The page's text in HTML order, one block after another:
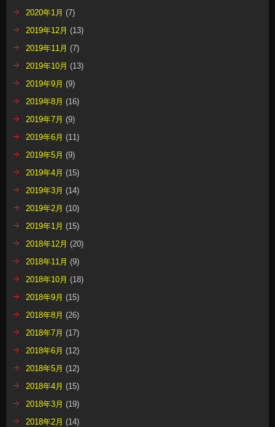
2020年1月 (7)
2019年12月 (13)
2019年11月 (7)
2019年10月 (13)
2019年9月 (9)
2019年8月 (16)
2019年7月 (9)
2019年6月 (11)
2019年5月 (9)
2019年4月 (15)
2019年3月 (14)
2019年2月 (10)
2019年1月 (15)
2018年12月 (20)
2018年11月 (9)
2018年10月 (18)
2018年9月 (15)
2018年8月 (26)
2018年7月 (17)
2018年6月 (12)
2018年5月 (12)
2018年4月 (15)
2018年3月 (19)
2018年2月 (14)